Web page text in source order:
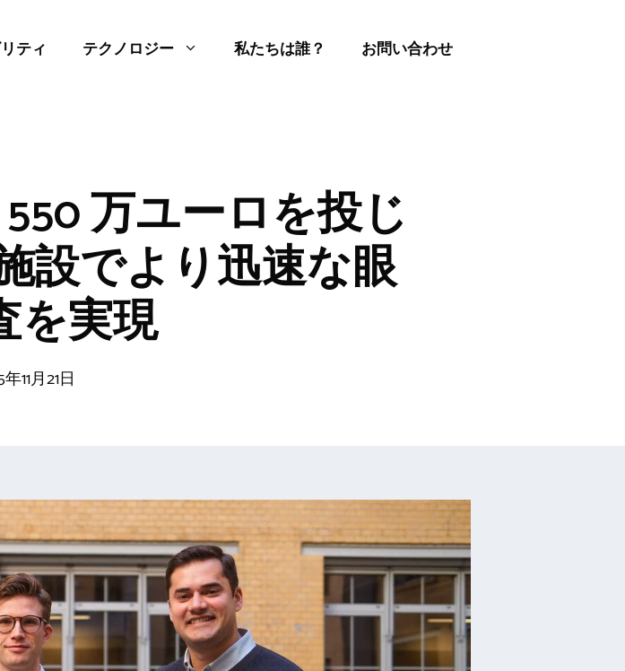
ティ テクノロジー 私たちは誰？ お問い合わせ
万ユーロを投じ
設でより迅速な眼
を実現
11月21日